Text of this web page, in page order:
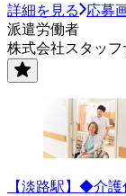
詳細を見る
応募
派遣労働者
株式会社スタッフ
【淡路駅】◆介